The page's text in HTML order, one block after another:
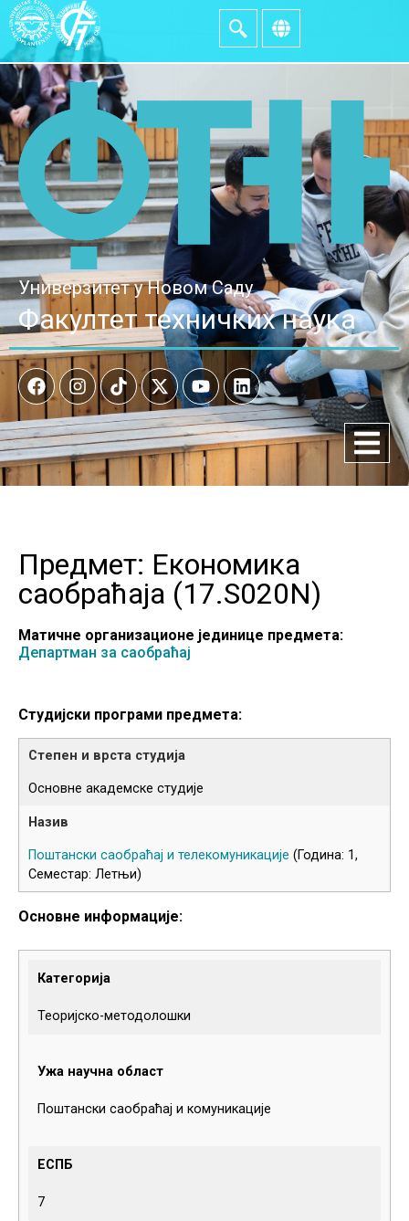
Универзитет у Новом Саду
Факултет техничких наука
Предмет: Економика
саобраћаја (17.S020N)
Матичне организационе јединице предмета:
Департман за саобраћај
Студијски програми предмета:
Основне академске студије
Поштански саобраћај и телекомуникације (Година: 1,
Семестар: Летњи)
Основне информације:
Категорија
Теоријско-методолошки
Ужа научна област
Поштански саобраћај и комуникације
ЕСПБ
7